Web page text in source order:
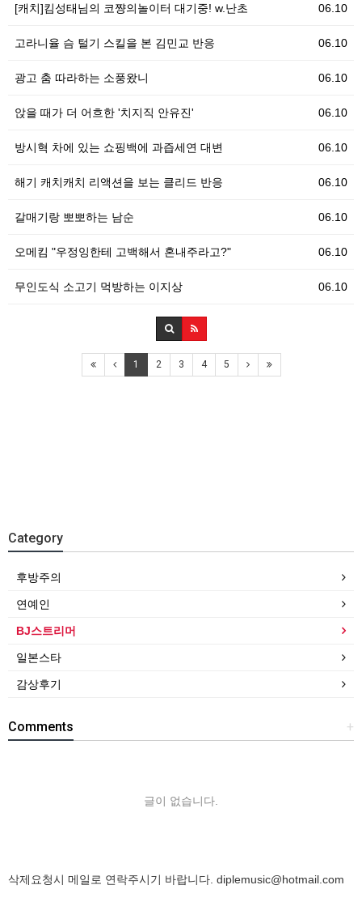
06.10
[캐치]킴성태님의 코쨩의놀이터 대기중! w.난초
06.10
고라니율 슴 털기 스킬을 본 김민교 반응
06.10
광고 춤 따라하는 소풍왔니
06.10
앉을 때가 더 어흐한 '치지직 안유진'
06.10
방시혁 차에 있는 쇼핑백에 과즙세연 대변
06.10
해기 캐치캐치 리액션을 보는 클리드 반응
06.10
갈매기랑 뽀뽀하는 남순
06.10
오메킴 "우정잉한테 고백해서 혼내주라고?"
06.10
무인도식 소고기 먹방하는 이지상
1 2 3 4 5
Category
후방주의
연예인
BJ스트리머
일본스타
감상후기
+
Comments
글이 없습니다.
삭제요청시 메일로 연락주시기 바랍니다. diplemusic@hotmail.com